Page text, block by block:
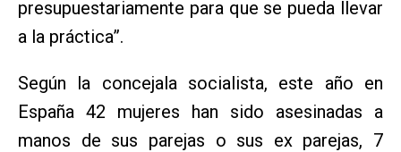
presupuestariamente para que se pueda llevar
a la práctica”.
Según la concejala socialista, este año en
España 42 mujeres han sido asesinadas a
manos de sus parejas o sus ex parejas, 7